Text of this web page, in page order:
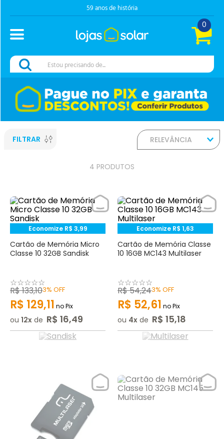
59 anos de história
0
Estou precisando de...
FILTRAR RELEVÂNCIA
4 PRODUTOS
Economize R$ 3,99
Cartão de Memória Micro
Classe 10 32GB Sandisk
☆☆☆☆☆
R$133,103% OFF
R$ 129,11 no Pix
ou 12 de R$ 16,49
Economize R$ 1,63
Cartão de Memória Classe
10 16GB MC143 Multilaser
☆☆☆☆☆
R$54,243% OFF
R$ 52,61 no Pix
ou 4 de R$ 15,18